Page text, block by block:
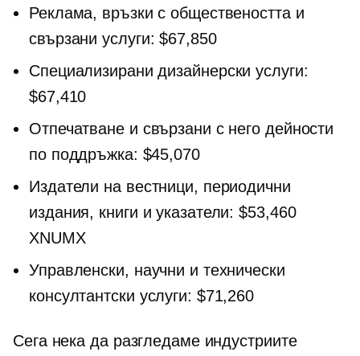
Реклама, връзки с обществеността и
свързани услуги: $67,850
Специализирани дизайнерски услуги:
$67,410
Отпечатване и свързани с него дейности
по поддръжка: $45,070
Издатели на вестници, периодични
издания, книги и указатели: $53,460
XNUMX
Управленски, научни и технически
консултантски услуги: $71,260
Сега нека да разгледаме индустриите